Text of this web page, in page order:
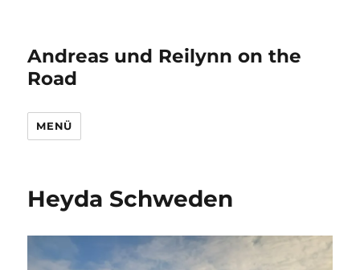
Andreas und Reilynn on the
Road
MENÜ
Heyda Schweden